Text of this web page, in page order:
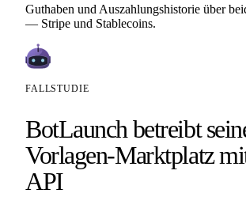
Guthaben und Auszahlungshistorie über
— Stripe und Stablecoins.
FALLSTUDIE
BotLaunch betreibt
Vorlagen-Marktplatz
API